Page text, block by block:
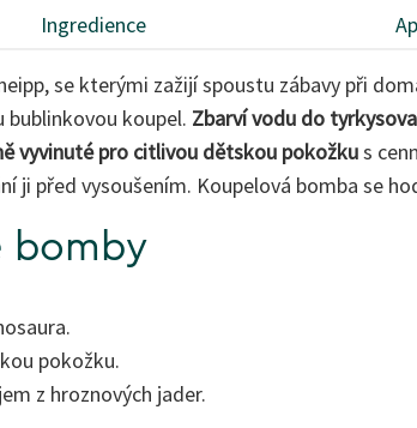
Ingredience
se kterými zažijí spoustu zábavy při
bublinkovou koupel. Zbarví vodu do tyrkysova
vyvinuté pro citlivou dětskou pokožkus
ji před vysoušením. Koupelová bomba se
bomby
pokožku.
z hroznových jader.